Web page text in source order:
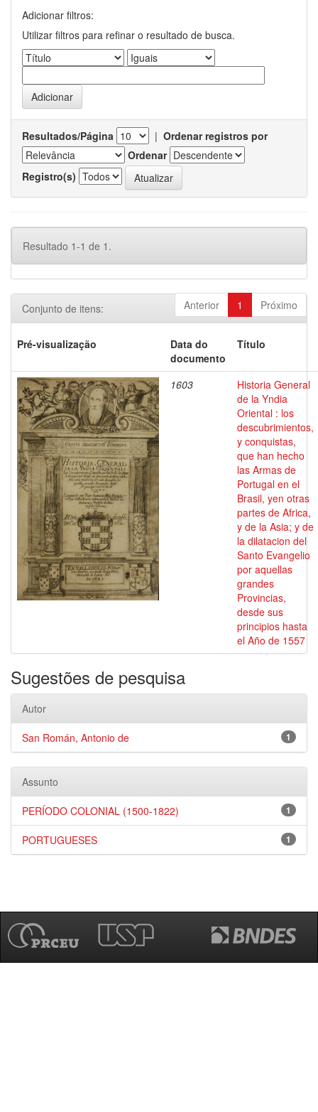
Adicionar filtros:
Utilizar filtros para refinar o resultado de busca.
Resultados/Página | Ordenar registros por
Ordenar
Registro(s)
Resultado 1-1 de 1.
Anterior 1 Próximo
Conjunto de itens:
Pré-visualização
Data do
documento
Título
1603
Historia General
de la Yndia
Oriental : los
descubrimientos,
y conquistas,
que han hecho
las Armas de
Portugal en el
Brasil, yen otras
partes de Africa,
y de la Asia; y de
la dilatacion del
Santo Evangelio
por aquellas
grandes
Provincias,
desde sus
principios hasta
el Año de 1557
Sugestões de pesquisa
Autor
1
San Román, Antonio de
Assunto
1
PERÍODO COLONIAL (1500-1822)
1
PORTUGUESES